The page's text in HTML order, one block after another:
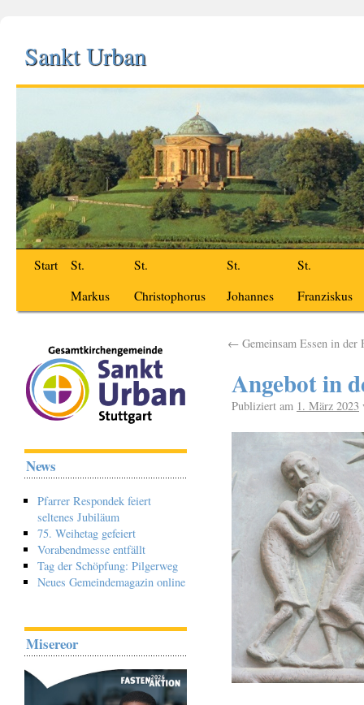
Sankt Urban
Start
St.
Markus
St.
Christophorus
St.
Johannes
St.
Franziskus
← Gemeinsam Essen in der
Angebot in
Publiziert am 1. März 2023
News
Pfarrer Respondek feiert
seltenes Jubiläum
75. Weihetag gefeiert
Vorabendmesse entfällt
Tag der Schöpfung: Pilgerweg
Neues Gemeindemagazin online
Misereor